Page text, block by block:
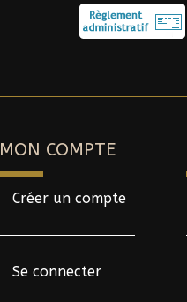
MON COMPTE
Créer un compte
Se connecter